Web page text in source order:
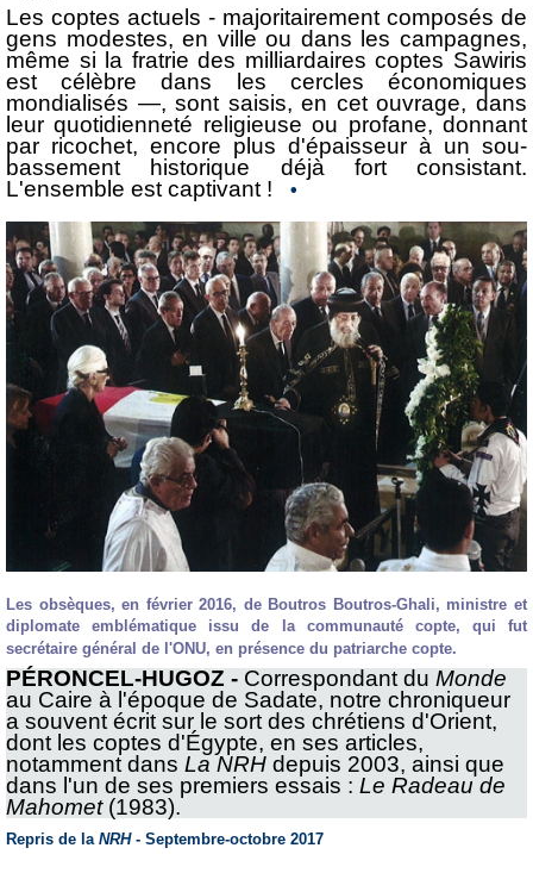
Les coptes actuels - majoritairement composés de
gens modestes, en ville ou dans les campagnes,
même si la fratrie des milliardaires coptes Sawiris
est célèbre dans les cercles économiques
mondialisés —, sont saisis, en cet ouvrage, dans
leur quotidien­neté religieuse ou profane, donnant
par ricochet, encore plus d'épaisseur à un sou­
bassement historique déjà fort consistant.
L'ensemble est captivant !
•
Les obsèques, en février 2016, de Boutros Boutros-Ghali, ministre et
diplomate emblématique issu de la communauté copte, qui fut
secrétaire général de l'ONU, en présence du patriarche copte.
PÉRONCEL-HUGOZ - Correspondant du Monde
au Caire à l'époque de Sadate, notre chroniqueur
a souvent écrit sur le sort des chrétiens d'Orient,
dont les coptes d'Égypte, en ses articles,
notamment dans La NRH depuis 2003, ainsi que
dans l'un de ses premiers essais : Le Radeau de
Mahomet (1983).
Repris de la NRH- Septembre-octobre 2017